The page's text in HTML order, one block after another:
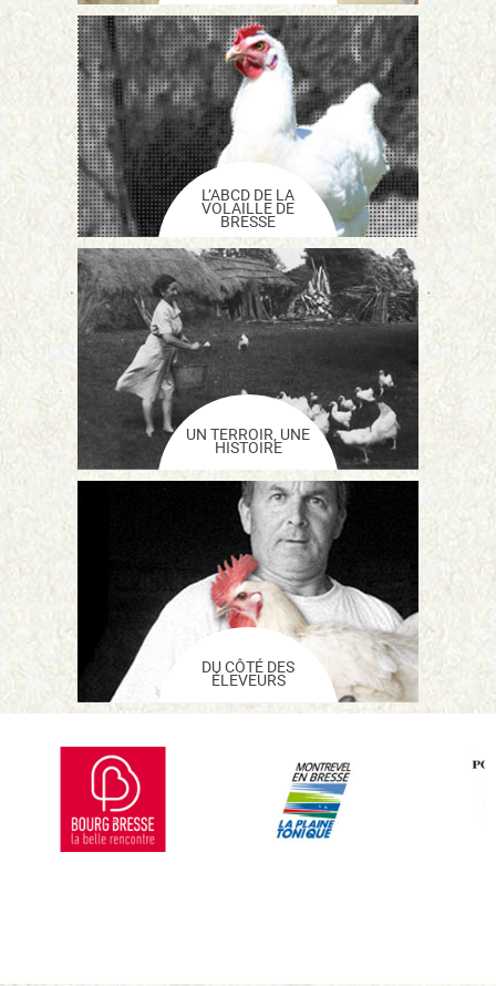
L’ABCD DE LA
VOLAILLE DE
BRESSE
UN TERROIR, UNE
HISTOIRE
DU CÔTÉ DES
ÉLEVEURS